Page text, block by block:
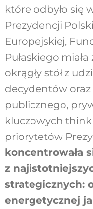
które odbyło się
Prezydencji
Europejskiej,
Pułaskiego
okrągły stół z
decydentów
publicznego,
kluczowych
priorytetów
koncentrowała
z
strategicznych:
energetycznej